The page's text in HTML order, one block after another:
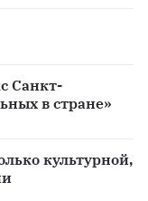
Санкт-
в стране»
культурной,